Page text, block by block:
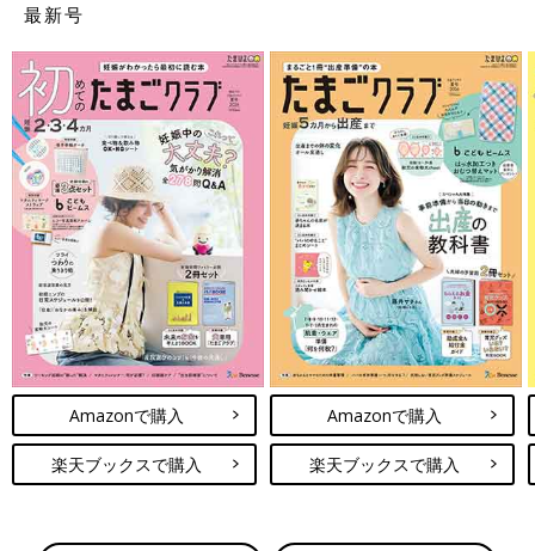
最新号
Amazonで購入
楽天ブックスで購入
Amazonで購入
楽天ブックスで購入